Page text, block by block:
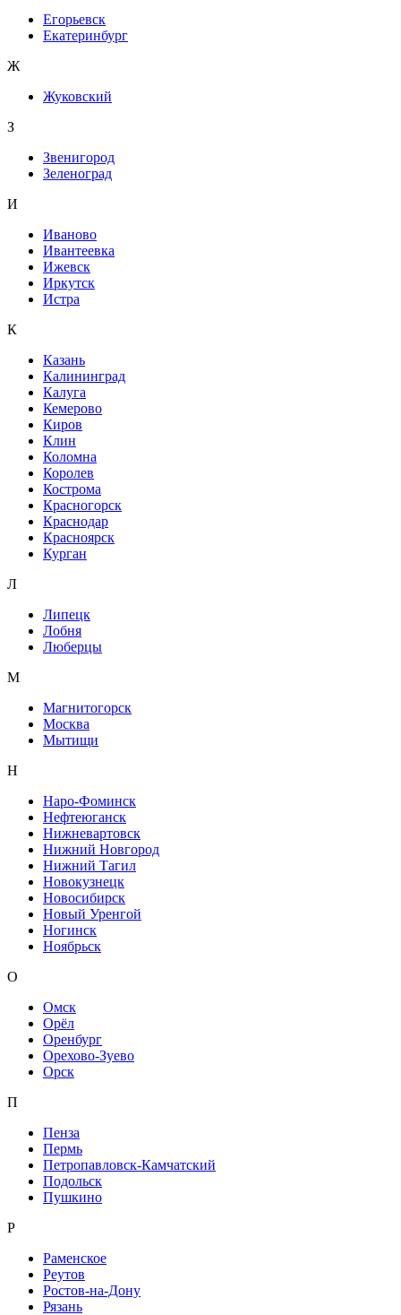
Егорьевск
Екатеринбург
Ж
Жуковский
З
Звенигород
Зеленоград
И
Иваново
Ивантеевка
Ижевск
Иркутск
Истра
К
Казань
Калининград
Калуга
Кемерово
Киров
Клин
Коломна
Королев
Кострома
Красногорск
Краснодар
Красноярск
Курган
Л
Липецк
Лобня
Люберцы
М
Магнитогорск
Москва
Мытищи
Н
Наро-Фоминск
Нефтеюганск
Нижневартовск
Нижний Новгород
Нижний Тагил
Новокузнецк
Новосибирск
Новый Уренгой
Ногинск
Ноябрьск
О
Омск
Орёл
Оренбург
Орехово-Зуево
Орск
П
Пенза
Пермь
Петропавловск-Камчатский
Подольск
Пушкино
Р
Раменское
Реутов
Ростов-на-Дону
Рязань